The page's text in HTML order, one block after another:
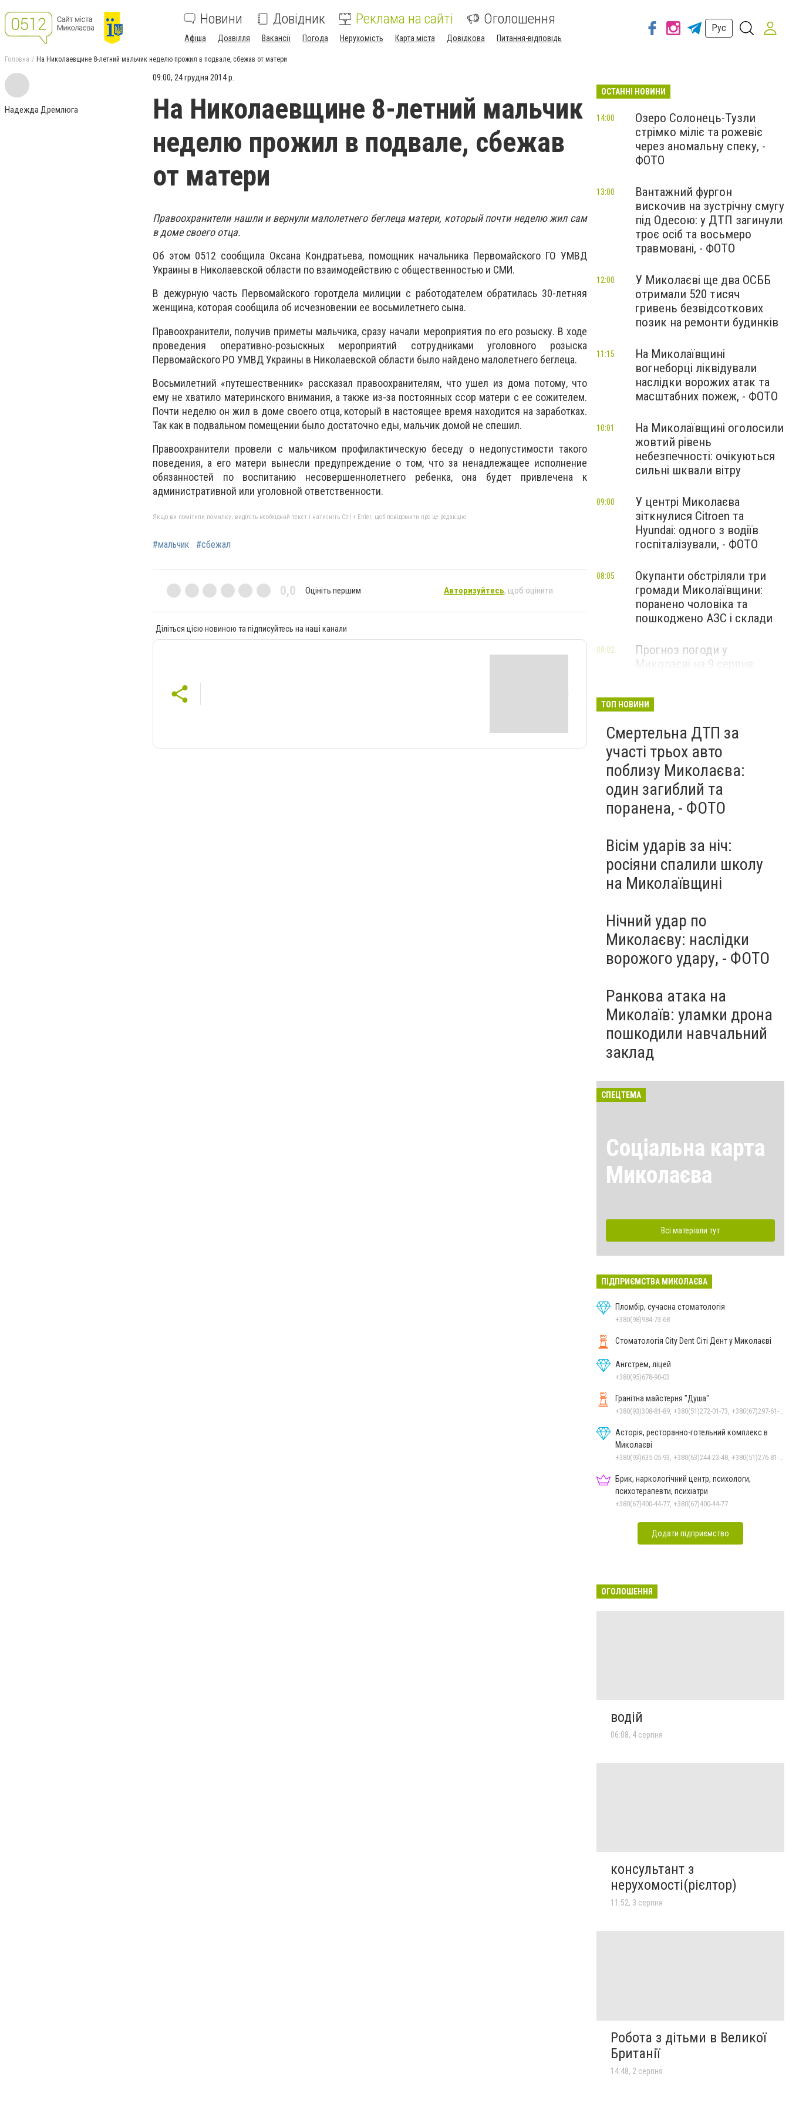
Новини Довідник Реклама на сайті Оголошення
Афіша Дозвілля Вакансії Погода Нерухомість Карта міста Довідкова Питання-відповідь
Рус
Головна На Николаевщине 8-летний мальчик неделю прожил в подвале, сбежав от матери
Надежда Дремлюга
09:00, 24 грудня 2014 р.
На Николаевщине 8-летний мальчик
неделю прожил в подвале, сбежав
от матери
Правоохранители нашли и вернули малолетнего беглеца матери, который почти неделю жил сам
в доме своего отца.
Об этом 0512 сообщила Оксана Кондратьева, помощник начальника Первомайского ГО УМВД
Украины в Николаевской области по взаимодействию с общественностью и СМИ.
В дежурную часть Первомайского горотдела милиции с работодателем обратилась 30-летняя
женщина, которая сообщила об исчезновении ее восьмилетнего сына.
Правоохранители, получив приметы мальчика, сразу начали мероприятия по его розыску. В ходе
проведения оперативно-розыскных мероприятий сотрудниками уголовного розыска
Первомайского РО УМВД Украины в Николаевской области было найдено малолетнего беглеца.
Восьмилетний «путешественник» рассказал правоохранителям, что ушел из дома потому, что
ему не хватило материнского внимания, а также из-за постоянных ссор матери с ее сожителем.
Почти неделю он жил в доме своего отца, который в настоящее время находится на заработках.
Так как в подвальном помещении было достаточно еды, мальчик домой не спешил.
Правоохранители провели с мальчиком профилактическую беседу о недопустимости такого
поведения, а его матери вынесли предупреждение о том, что за ненадлежащее исполнение
обязанностей по воспитанию несовершеннолетнего ребенка, она будет привлечена к
административной или уголовной ответственности.
Якщо ви помітили помилку, виділіть необхідний текст і натисніть Ctrl + Enter, щоб повідомити про це редакцію
#мальчик #сбежал
0,0 Оцініть першим Авторизуйтесь, щоб оцінити
Діліться цією новиною та підписуйтесь на наші канали
ОСТАННІ НОВИНИ
Озеро Солонець-Тузли
стрімко міліє та рожевіє
через аномальну спеку, -
ФОТО
14:00
Вантажний фургон
вискочив на зустрічну смугу
під Одесою: у ДТП загинули
троє осіб та восьмеро
травмовані, - ФОТО
13:00
У Миколаєві ще два ОСББ
отримали 520 тисяч
гривень безвідсоткових
позик на ремонти будинків
12:00
На Миколаївщині
вогнеборці ліквідували
наслідки ворожих атак та
масштабних пожеж, - ФОТО
11:15
На Миколаївщині оголосили
жовтий рівень
небезпечності: очікуються
сильні шквали вітру
10:01
У центрі Миколаєва
зіткнулися Citroen та
Hyundai: одного з водіїв
госпіталізували, - ФОТО
09:00
Окупанти обстріляли три
громади Миколаївщини:
поранено чоловіка та
пошкоджено АЗС і склади
08:05
Прогноз погоди у
Миколаєві на 9 серпня:
08:02
ТОП НОВИНИ
Смертельна ДТП за
участі трьох авто
поблизу Миколаєва:
один загиблий та
поранена, - ФОТО
Вісім ударів за ніч:
росіяни спалили школу
на Миколаївщині
Нічний удар по
Миколаєву: наслідки
ворожого удару, - ФОТО
Ранкова атака на
Миколаїв: уламки дрона
пошкодили навчальний
заклад
СПЕЦТЕМА
Соціальна карта
Миколаєва
Всі матеріали тут
ПІДПРИЄМСТВА МИКОЛАЄВА
Пломбір, сучасна стоматологія
+380(98)984-73-68
Стоматологія City Dent Сіті Дент у Миколаєві
Ангстрем, ліцей
+380(95)678-90-03
Гранітна майстерня "Душа"
Асторія, ресторанно-готельний комплекс в
Миколаєві
Брик, наркологічний центр, психологи,
психотерапевти, психіатри
+380(67)400-44-77, +380(67)400-44-77
Додати підприємство
ОГОЛОШЕННЯ
водій
06:08, 4 серпня
консультант з
нерухомості(рієлтор)
11:52, 3 серпня
Робота з дітьми в Великої
Британії
14:48, 2 серпня